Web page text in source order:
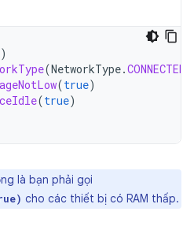
(NetworkType.CONNECTED
(true)
(true)
là bạn phải gọi
cho các thiết bị có RAM thấp.